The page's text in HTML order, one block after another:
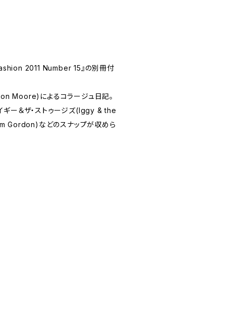
2011 Number 15』の別冊付
Moore)によるコラージュ日記。
ギー＆ザ・ストゥージズ(Iggy & the
Gordon)などのスナップが収めら